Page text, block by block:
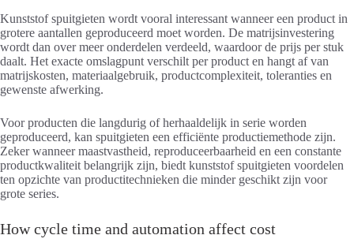
Kunststof spuitgieten wordt vooral interessant wanneer een product in
grotere aantallen geproduceerd moet worden. De matrijsinvestering
wordt dan over meer onderdelen verdeeld, waardoor de prijs per stuk
daalt. Het exacte omslagpunt verschilt per product en hangt af van
matrijskosten, materiaalgebruik, productcomplexiteit, toleranties en
gewenste afwerking.
Voor producten die langdurig of herhaaldelijk in serie worden
geproduceerd, kan spuitgieten een efficiënte productiemethode zijn.
Zeker wanneer maastvastheid, reproduceerbaarheid en een constante
productkwaliteit belangrijk zijn, biedt kunststof spuitgieten voordelen
ten opzichte van productitechnieken die minder geschikt zijn voor
grote series.
How cycle time and automation affect cost